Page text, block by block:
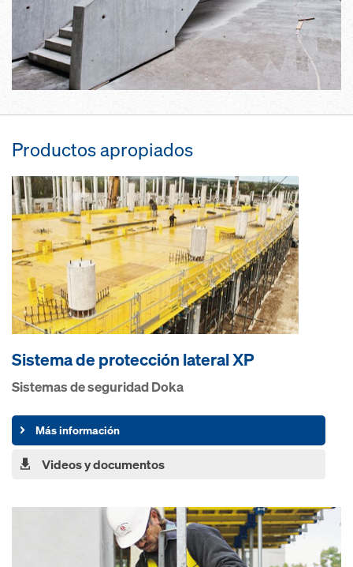
Productos apropiados
Sistema de protección lateral XP
Sistemas de seguridad Doka
Más información
Videos y documentos